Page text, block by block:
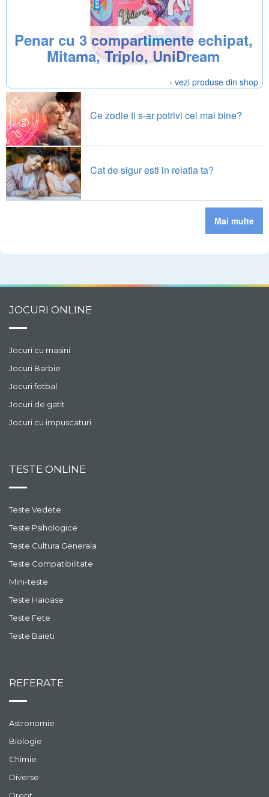
Penar cu 3 compartimente echipat,
Mitama, Triplo, UniDream
› vezi produse din shop
Ce zodie ti s-ar potrivi cel mai bine?
Cat de sigur esti in relatia ta?
Mai multe
JOCURI ONLINE
Jocuri cu masini
Jocuri Barbie
Jocuri fotbal
Jocuri de gatit
Jocuri cu impuscaturi
TESTE ONLINE
Teste Vedete
Teste Psihologice
Teste Cultura Generala
Teste Compatibilitate
Mini-teste
Teste Haioase
Teste Fete
Teste Baieti
REFERATE
Astronomie
Biologie
Chimie
Diverse